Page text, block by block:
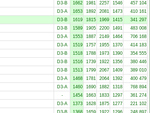
D3-B 1662 1981 2257 1546
457 104
D3-A 1653 1892 2081 1473
410 161
D3-B 1619 1815 1969 1415
341 297
D3-B 1589 1905 2200 1491
483 008
D3-A 1553 1887 2149 1464
706 168
D3-A 1519 1757 1955 1370
414 183
D3-B 1518 1788 1973 1390
354 555
D3-B 1516 1739 1922 1356
380 446
D3-B 1513 1799 2067 1409
389 010
D3-A 1468 1781 2064 1392
400 479
D3-A 1460 1690 1882 1318
768 894
- 1454 1663 1833 1297
361 274
D3-A 1373 1628 1875 1277
221 102
D3-B 1368 1659 1922 1296 248 897